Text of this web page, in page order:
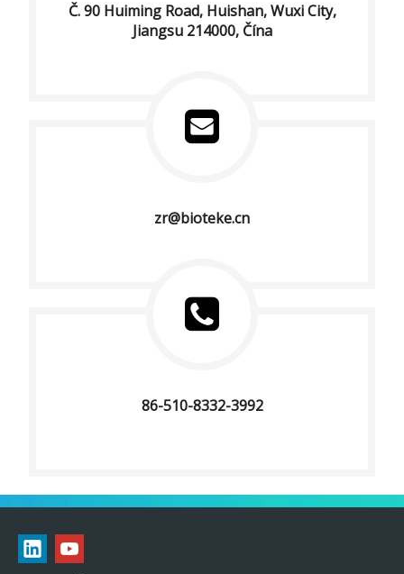
Č. 90 Huiming Road, Huishan, Wuxi City,
Jiangsu 214000, Čína
zr@bioteke.cn
86-510-8332-3992